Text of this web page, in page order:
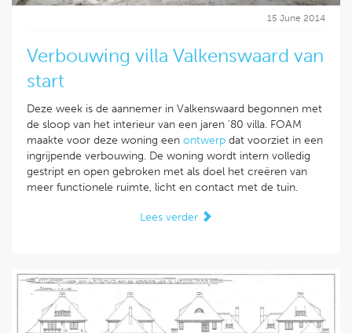
15 June 2014
Verbouwing villa Valkenswaard van
start
Deze week is de aannemer in Valkenswaard begonnen met
de sloop van het interieur van een jaren '80 villa. FOAM
maakte voor deze woning een ontwerp dat voorziet in een
ingrijpende verbouwing. De woning wordt intern volledig
gestript en open gebroken met als doel het creëren van
meer functionele ruimte, licht en contact met de tuin.
Lees verder